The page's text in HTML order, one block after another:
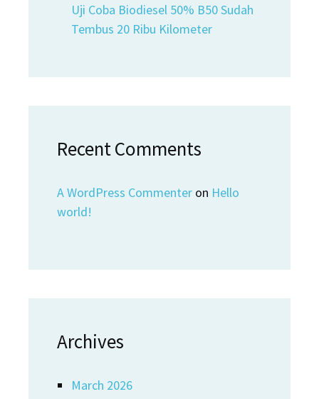
Uji Coba Biodiesel 50% B50 Sudah
Tembus 20 Ribu Kilometer
Recent Comments
A WordPress Commenter on Hello
world!
Archives
March 2026